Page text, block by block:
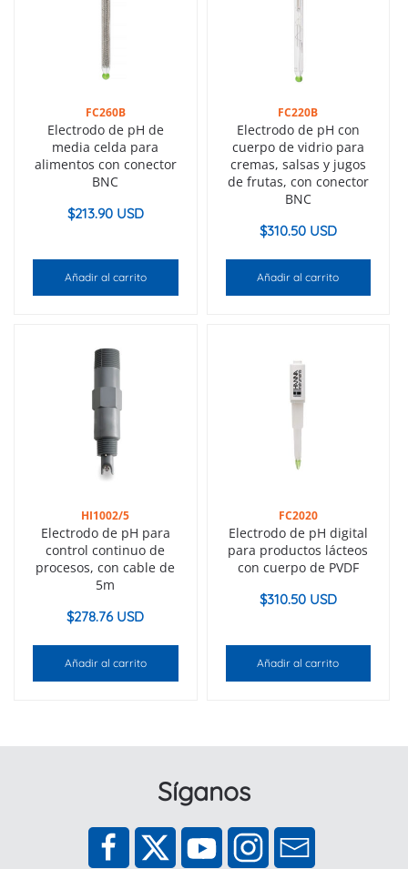
FC260B
Electrodo de pH de
media celda para
alimentos con conector
BNC
$213.90 USD
Añadir al carrito
FC220B
Electrodo de pH con
cuerpo de vidrio para
cremas, salsas y jugos
de frutas, con conector
BNC
$310.50 USD
Añadir al carrito
HI1002/5
Electrodo de pH para
control continuo de
procesos, con cable de
5m
$278.76 USD
Añadir al carrito
FC2020
Electrodo de pH digital
para productos lácteos
con cuerpo de PVDF
$310.50 USD
Añadir al carrito
Síganos